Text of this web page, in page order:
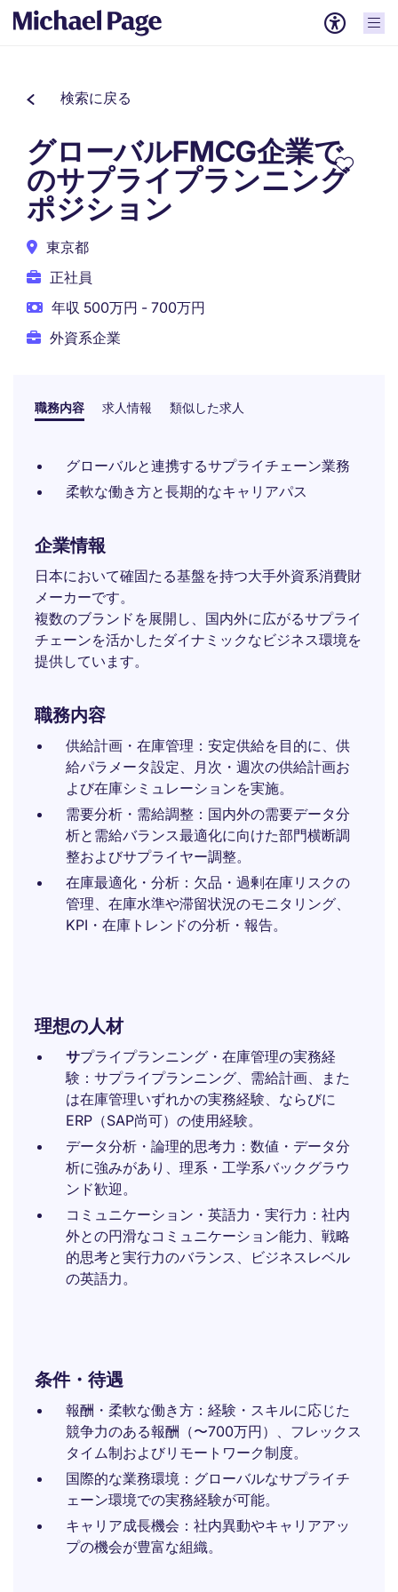
検索に戻る
グローバルFMCG企業で
のサプライプランニング
ポジション
東京都
正社員
年収 500万円 - 700万円
外資系企業
職務内容 求人情報 類似した求人
グローバルと連携するサプライチェーン業務
柔軟な働き方と長期的なキャリアパス
企業情報
日本において確固たる基盤を持つ大手外資系消費財
メーカーです。
複数のブランドを展開し、国内外に広がるサプライ
チェーンを活かしたダイナミックなビジネス環境を
提供しています。
職務内容
供給計画・在庫管理：安定供給を目的に、供
給パラメータ設定、月次・週次の供給計画お
よび在庫シミュレーションを実施。
需要分析・需給調整：国内外の需要データ分
析と需給バランス最適化に向けた部門横断調
整およびサプライヤー調整。
在庫最適化・分析：欠品・過剰在庫リスクの
管理、在庫水準や滞留状況のモニタリング、
KPI・在庫トレンドの分析・報告。
理想の人材
サプライプランニング・在庫管理の実務経
験：サプライプランニング、需給計画、また
は在庫管理いずれかの実務経験、ならびに
ERP（SAP尚可）の使用経験。
データ分析・論理的思考力：数値・データ分
析に強みがあり、理系・工学系バックグラウ
ンド歓迎。
コミュニケーション・英語力・実行力：社内
外との円滑なコミュニケーション能力、戦略
的思考と実行力のバランス、ビジネスレベル
の英語力。
条件・待遇
報酬・柔軟な働き方：経験・スキルに応じた
競争力のある報酬（〜700万円）、フレックス
タイム制およびリモートワーク制度。
国際的な業務環境：グローバルなサプライチ
ェーン環境での実務経験が可能。
キャリア成長機会：社内異動やキャリアアッ
プの機会が豊富な組織。